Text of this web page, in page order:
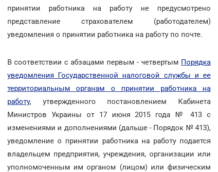
принятии работника на работу не предусмотрено
представление страхователем (работодателем)
уведомления о принятии работника на работу по почте.
В соответствии с абзацами первым - четвертым Порядка
уведомления Государственной налоговой службы и ее
территориальным органам о принятии работника на
работу, утвержденного постановлением Кабинета
Министров Украины от 17 июня 2015 года № 413 с
изменениями и дополнениями (дальше - Порядок № 413),
уведомление о принятии работника на работу подается
владельцем предприятия, учреждения, организации или
уполномоченным им органом (лицом) или физическим